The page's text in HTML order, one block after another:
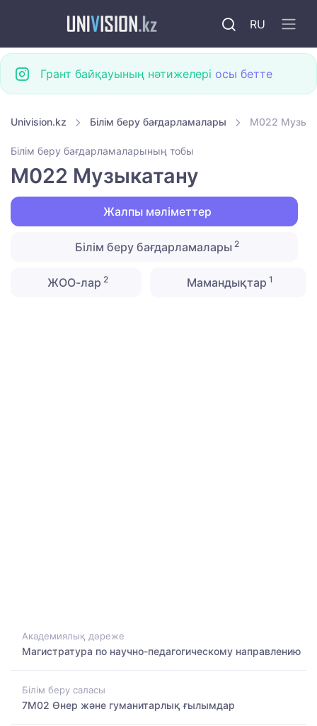
RU
Грант байқауының нәтижелері осы бетте
Univision.kz Білім беру бағдарламалары M022
Білім беру бағдарламаларының тобы
M022 Музыкатану
Жалпы мәліметтер
Білім беру бағдарламалары 2
ЖОО-лар 2 Мамандықтар 1
Академиялық дәреже
Магистратура по научно-педагогическому направлению
Білім беру саласы
7M02 Өнер және гуманитарлық ғылымдар